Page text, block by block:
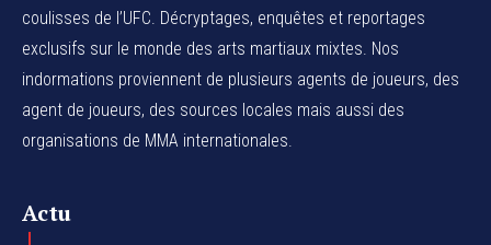
coulisses de l’UFC. Décryptages, enquêtes et reportages
exclusifs sur le monde des arts martiaux mixtes. Nos
indormations proviennent de plusieurs agents de joueurs, des
agent de joueurs, des sources locales mais aussi des
organisations de MMA internationales.
Actu